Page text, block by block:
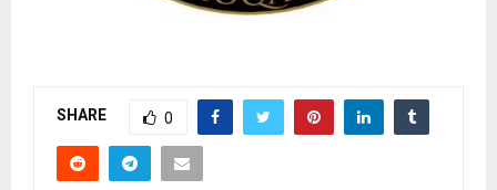
SHARE 0